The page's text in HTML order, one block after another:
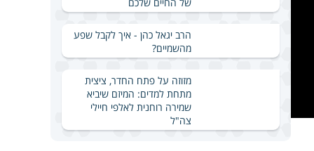
הרב יגאל כהן - איך לקבל שפע
מהשמיים?
מזוזה על פתח החדר, ציצית
מתחת למדים: המיזם שיביא
שמירה רוחנית לאלפי חיילי
צה"ל